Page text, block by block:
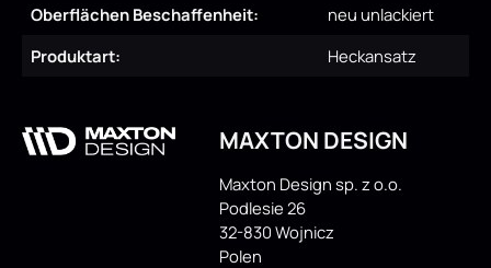
Oberflächen Beschaffenheit:
neu unlackiert
Produktart:
Heckansatz
MAXTON DESIGN
Maxton Design sp. z o.o.
Podlesie 26
32-830 Wojnicz
Polen